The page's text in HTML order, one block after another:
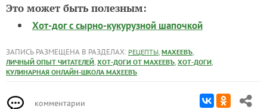
Это может быть полезным:
Хот-дог с сырно-кукурузной шапочкой
ЗАПИСЬ РАЗМЕЩЕНА В РАЗДЕЛАХ: РЕЦЕПТЫ, МАХЕЕВЪ,
ЛИЧНЫЙ ОПЫТ ЧИТАТЕЛЕЙ, ХОТ-ДОГИ ОТ МАХЕЕВЪ, ХОТ-ДОГИ,
КУЛИНАРНАЯ ОНЛАЙН-ШКОЛА МАХЕЕВЪ
комментарии